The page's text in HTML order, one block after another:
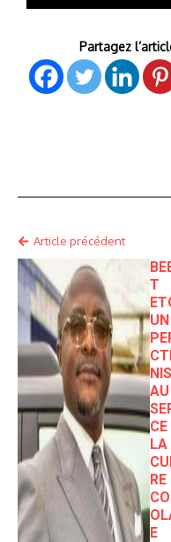
Partagez
Article précédent
T
UN
AU
LA
RE
E